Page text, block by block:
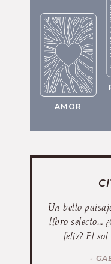
AMOR
Un bello
libro selecto…
feliz? El
-